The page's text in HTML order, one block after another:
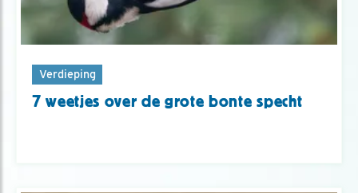
Verdieping
7 weetjes over de grote bonte specht